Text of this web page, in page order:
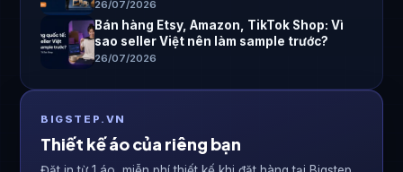
26/07/2026
Bán hàng Etsy, Amazon, TikTok Shop: Vì
sao seller Việt nên làm sample trước?
26/07/2026
BIGSTEP.VN
Thiết kế áo của riêng bạn